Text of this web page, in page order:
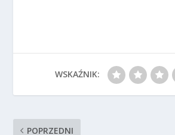
WSKAŹNIK:
POPRZEDNI